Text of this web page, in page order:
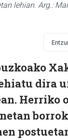
lehian. Arg.:
dira
Herriko